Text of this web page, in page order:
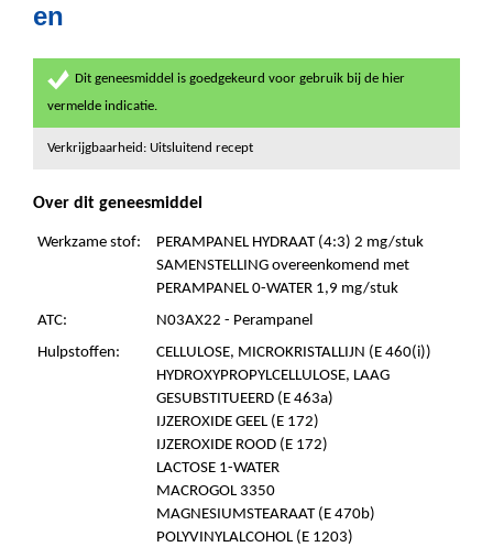
en
Dit geneesmiddel is goedgekeurd voor gebruik bij de hier
vermelde indicatie.
Verkrijgbaarheid: Uitsluitend recept
Over dit geneesmiddel
Werkzame stof:
PERAMPANEL HYDRAAT (4:3) 2 mg/stuk
SAMENSTELLING overeenkomend met
PERAMPANEL 0-WATER 1,9 mg/stuk
ATC:
N03AX22 - Perampanel
Hulpstoffen:
CELLULOSE, MICROKRISTALLIJN (E 460(i))
HYDROXYPROPYLCELLULOSE, LAAG
GESUBSTITUEERD (E 463a)
IJZEROXIDE GEEL (E 172)
IJZEROXIDE ROOD (E 172)
LACTOSE 1-WATER
MACROGOL 3350
MAGNESIUMSTEARAAT (E 470b)
POLYVINYLALCOHOL (E 1203)